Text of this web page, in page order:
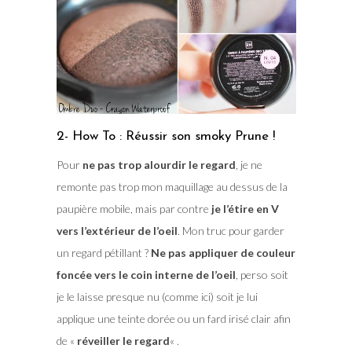
2- How To : Réussir son smoky Prune !
Pour ne pas trop alourdir le regard , je ne
remonte pas trop mon maquillage au dessus de la
paupière mobile, mais par contre je l’étire en V
vers l’extérieur de l’oeil. Mon truc pour garder
un regard pétillant ? Ne pas appliquer de couleur
foncée vers le coin interne de l’oeil , perso soit
je le laisse presque nu (comme ici) soit je lui
applique une teinte dorée ou un fard irisé clair afin
de « réveiller le regard« .